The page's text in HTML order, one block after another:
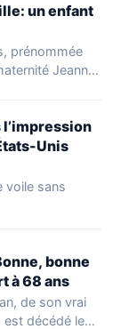
un enfant
prénommée
Jeanne
l’impression
Unis
voile sans
bonne
à 68 ans
de son vrai
est décédé le…